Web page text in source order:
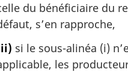
du bénéficiaire du
s’en rapproche,
si le sous-alinéa (i)
les